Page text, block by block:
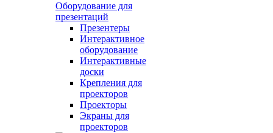
Оборудование для
презентаций
Презентеры
Интерактивное
оборудование
Интерактивные
доски
Крепления для
проекторов
Проекторы
Экраны для
проекторов